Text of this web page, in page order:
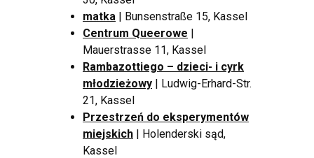
matka | Bunsenstraße 15, Kassel
Centrum Queerowe |
Mauerstrasse 11, Kassel
Rambazottiego – dzieci- i cyrk
młodzieżowy | Ludwig-Erhard-Str.
21, Kassel
Przestrzeń do eksperymentów
miejskich | Holenderski sąd,
Kassel